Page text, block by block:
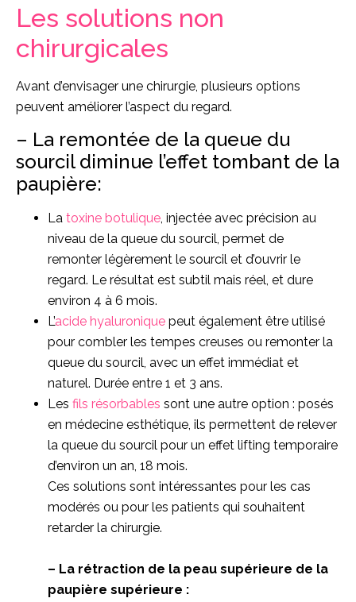
Les solutions non
chirurgicales
Avant d’envisager une chirurgie, plusieurs options
peuvent améliorer l’aspect du regard.
– La remontée de la queue du
sourcil diminue l’effet tombant de la
paupière:
La toxine botulique, injectée avec précision au
niveau de la queue du sourcil, permet de
remonter légèrement le sourcil et d’ouvrir le
regard. Le résultat est subtil mais réel, et dure
environ 4 à 6 mois.
L’acide hyaluronique peut également être utilisé
pour combler les tempes creuses ou remonter la
queue du sourcil, avec un effet immédiat et
naturel. Durée entre 1 et 3 ans.
Les fils résorbables sont une autre option : posés
en médecine esthétique, ils permettent de relever
la queue du sourcil pour un effet lifting temporaire
d’environ un an, 18 mois.
Ces solutions sont intéressantes pour les cas
modérés ou pour les patients qui souhaitent
retarder la chirurgie.
– La rétraction de la peau supérieure de la
paupière supérieure :